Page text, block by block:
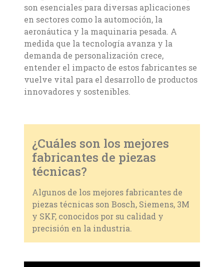
son esenciales para diversas aplicaciones
en sectores como la automoción, la
aeronáutica y la maquinaria pesada. A
medida que la tecnología avanza y la
demanda de personalización crece,
entender el impacto de estos fabricantes se
vuelve vital para el desarrollo de productos
innovadores y sostenibles.
¿Cuáles son los mejores
fabricantes de piezas
técnicas?
Algunos de los mejores fabricantes de
piezas técnicas son Bosch, Siemens, 3M
y SKF, conocidos por su calidad y
precisión en la industria.